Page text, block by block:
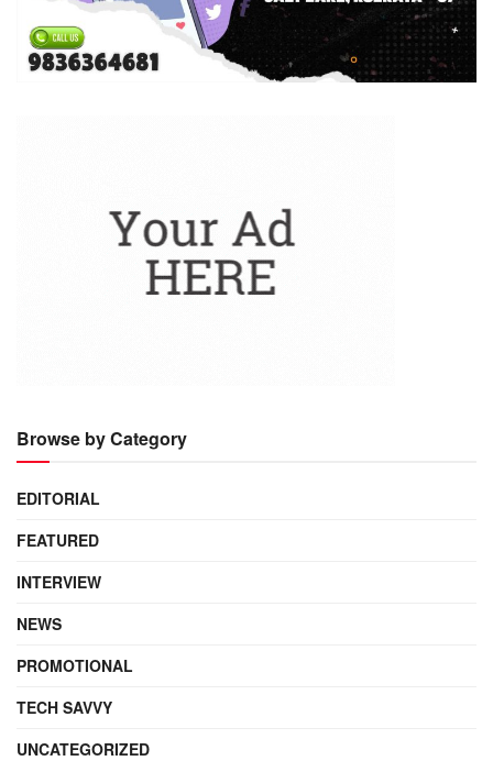
Browse by Category
EDITORIAL
FEATURED
INTERVIEW
NEWS
PROMOTIONAL
TECH SAVVY
UNCATEGORIZED